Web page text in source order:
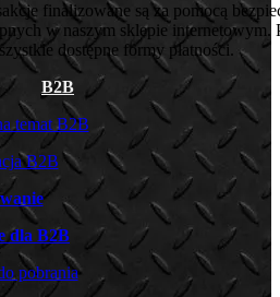
finalizowane są za pomocą
w naszym sklepie internetowym.
dostępne formy płatności.
B2B
temat B2B
B2B
dla B2B
pobrania